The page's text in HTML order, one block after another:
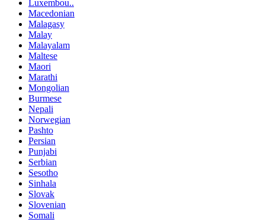
Luxembou..
Macedonian
Malagasy
Malay
Malayalam
Maltese
Maori
Marathi
Mongolian
Burmese
Nepali
Norwegian
Pashto
Persian
Punjabi
Serbian
Sesotho
Sinhala
Slovak
Slovenian
Somali